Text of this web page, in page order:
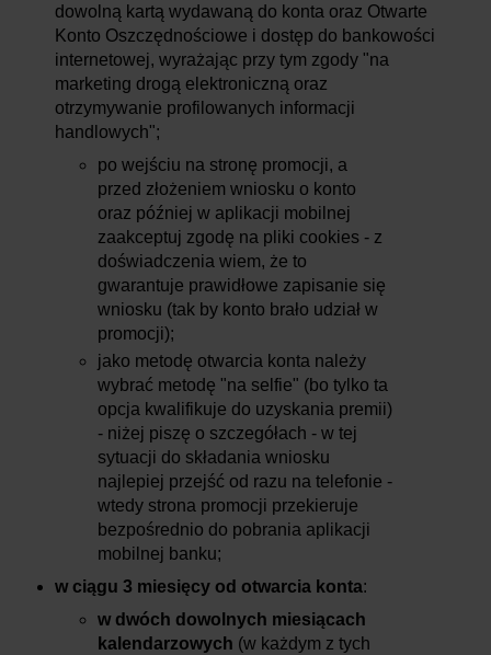
dowolną kartą wydawaną do konta oraz Otwarte
Konto Oszczędnościowe i dostęp do bankowości
internetowej, wyrażając przy tym zgody "na
marketing drogą elektroniczną oraz
otrzymywanie profilowanych informacji
handlowych";
po wejściu na stronę promocji, a
przed złożeniem wniosku o konto
oraz później w aplikacji mobilnej
zaakceptuj zgodę na pliki cookies - z
doświadczenia wiem, że to
gwarantuje prawidłowe zapisanie się
wniosku (tak by konto brało udział w
promocji);
jako metodę otwarcia konta należy
wybrać metodę "na selfie" (bo tylko ta
opcja kwalifikuje do uzyskania premii)
- niżej piszę o szczegółach - w tej
sytuacji do składania wniosku
najlepiej przejść od razu na telefonie -
wtedy strona promocji przekieruje
bezpośrednio do pobrania aplikacji
mobilnej banku;
w ciągu 3 miesięcy od otwarcia konta:
w dwóch dowolnych miesiącach
kalendarzowych (w każdym z tych